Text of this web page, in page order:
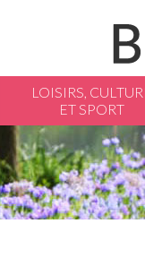
LOISIRS,
ET SPORT